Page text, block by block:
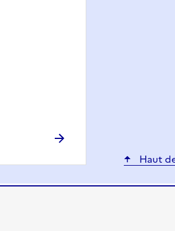
Haut